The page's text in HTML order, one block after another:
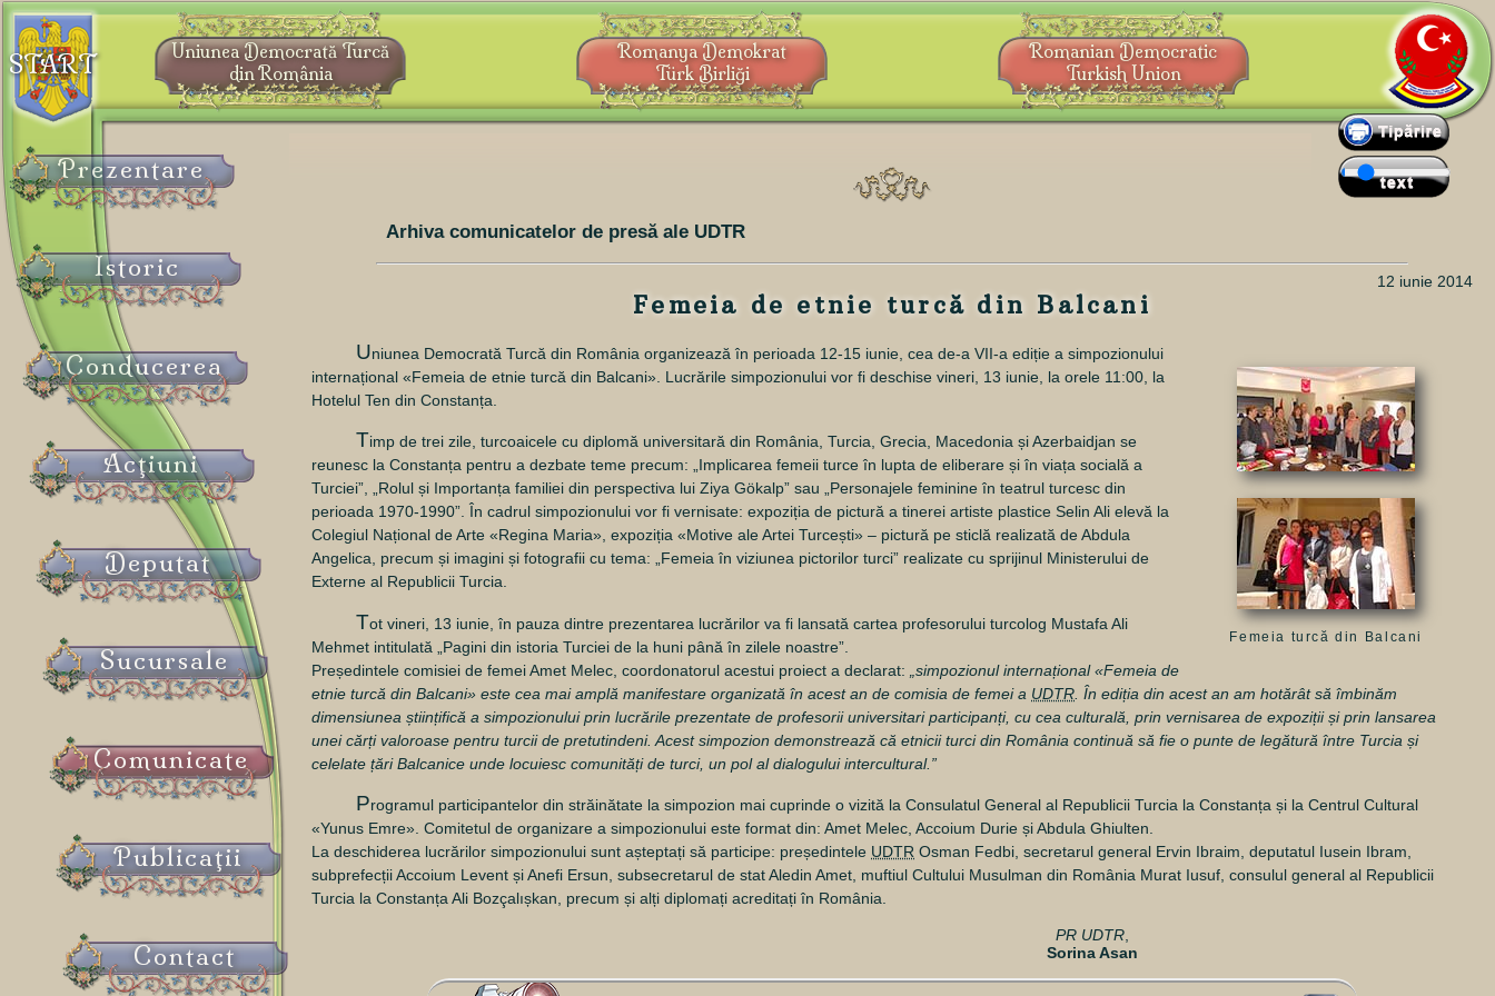
START
Prezentare
Istoric
Conducerea
Acţiuni
Deputat
Sucursale
Comunicate
Publicaţii
Contact
Uniunea Democrată Turcă
din România
Romanya Demokrat
Türk Birliği
Romanian Democratic
Turkish Union
Arhiva comunicatelor de presă ale UDTR
12 iunie 2014
Femeia de etnie turcă din Balcani
Femeia turcă din Balcani
Uniunea Democrată Turcă din România organizează în perioada 12-15 iunie, cea de-a VII-a ediție a simpozionului
internațional «Femeia de etnie turcă din Balcani». Lucrările simpozionului vor fi deschise vineri, 13 iunie, la orele 11:00 , la
Hotelul Ten din Constanța.
Timp de trei zile, turcoaicele cu diplomă universitară din România, Turcia, Grecia, Macedonia și Azerbaidjan se
reunesc la Constanța pentru a dezbate teme precum: „Implicarea femeii turce în lupta de eliberare și în viața socială a
Turciei”, „Rolul și Importanța familiei din perspectiva lui Ziya Gökalp” sau „Personajele feminine în teatrul turcesc din
perioada 1970-1990”. În cadrul simpozionului vor fi vernisate: expoziția de pictură a tinerei artiste plastice Selin Ali elevă la
Colegiul Național de Arte «Regina Maria», expoziția «Motive ale Artei Turcești» – pictură pe sticlă realizată de Abdula
Angelica, precum și imagini și fotografii cu tema: „Femeia în viziunea pictorilor turci” realizate cu sprijinul Ministerului de
Externe al Republicii Turcia.
Tot vineri, 13 iunie, în pauza dintre prezentarea lucrărilor va fi lansată cartea profesorului turcolog Mustafa Ali
Mehmet intitulată „Pagini din istoria Turciei de la huni până în zilele noastre”.
Președintele comisiei de femei Amet Melec, coordonatorul acestui proiect a declarat:
„simpozionul internațional «Femeia de
etnie turcă din Balcani» este cea mai amplă manifestare organizată în acest an de comisia de femei a UDTR . În ediția din acest an am hotărât să îmbinăm
dimensiunea științifică a simpozionului prin lucrările prezentate de profesorii universitari participanți, cu cea culturală, prin vernisarea de expoziții și prin lansarea
unei cărți valoroase pentru turcii de pretutindeni. Acest simpozion demonstrează că etnicii turci din România continuă să fie o punte de legătură între Turcia și
celelate țări Balcanice unde locuiesc comunități de turci, un pol al dialogului intercultural.”
Programul participantelor din străinătate la simpozion mai cuprinde o vizită la Consulatul General al Republicii Turcia la Constanța și la Centrul Cultural
«Yunus Emre». Comitetul de organizare a simpozionului este format din: Amet Melec, Accoium Durie și Abdula Ghiulten.
La deschiderea lucrărilor simpozionului sunt așteptați să participe: președintele UDTR Osman Fedbi, secretarul general Ervin Ibraim, deputatul Iusein Ibram,
subprefecții Accoium Levent și Anefi Ersun, subsecretarul de stat Aledin Amet, muftiul Cultului Musulman din România Murat Iusuf, consulul general al Republicii
Turcia la Constanța Ali Bozçalıșkan, precum și alți diplomați acreditați în România.
PR UDTR,
Sorina Asan